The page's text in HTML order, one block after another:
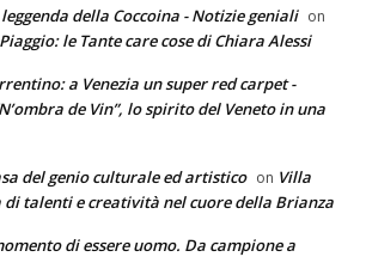
della Coccoina - Notizie geniali on
le Tante care cose di Chiara Alessi
a Venezia un super red carpet -
de Vin”, lo spirito del Veneto in una
del genio culturale ed artistico on Villa
di talenti e creatività nel cuore della Brianza
di essere uomo. Da campione a